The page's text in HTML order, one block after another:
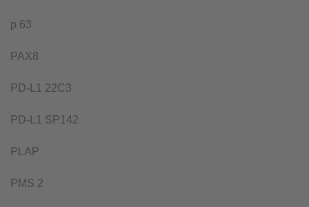
p 63
PAX8
PD-L1 22C3
PD-L1 SP142
PLAP
PMS 2